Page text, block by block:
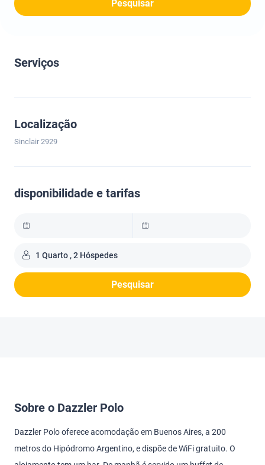
Pesquisar
Serviços
Localização
Sinclair 2929
disponibilidade e tarifas
1 Quarto , 2 Hóspedes
Pesquisar
Sobre o Dazzler Polo
Dazzler Polo oferece acomodação em Buenos Aires, a 200
metros do Hipódromo Argentino, e dispõe de WiFi gratuito. O